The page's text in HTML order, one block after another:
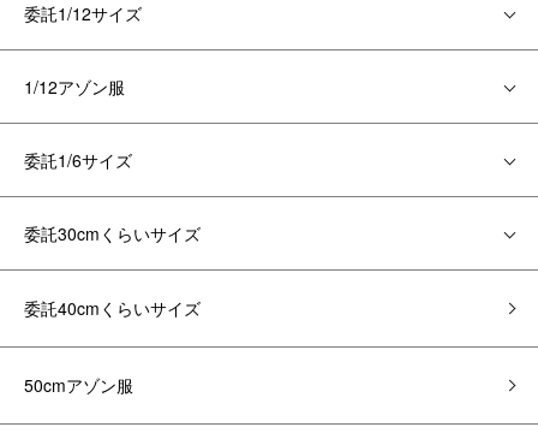
委託1/12サイズ
1/12アゾン服
委託1/6サイズ
委託30cmくらいサイズ
委託40cmくらいサイズ
50cmアゾン服